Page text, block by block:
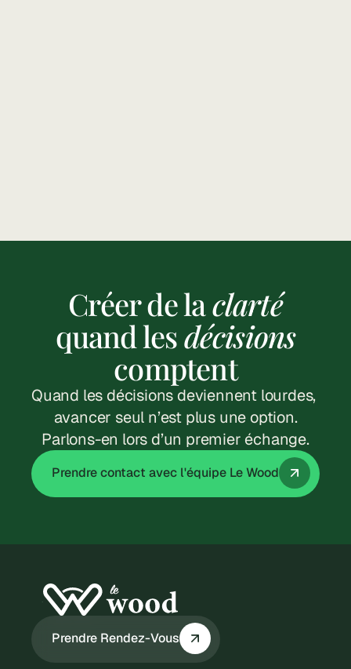
6 Jan 2026
Aides Création
Entreprise 2026 : Le
Guide Complet
Lire l'article
Créer de laclarté
quand lesdécisions
comptent
Quand les décisions deviennent lourdes,
avancer seul n’est plus une option.
Parlons-en lors d’un premier échange.
Prendre contact avec l'équipe Le Wood
Prendre Rendez-Vous